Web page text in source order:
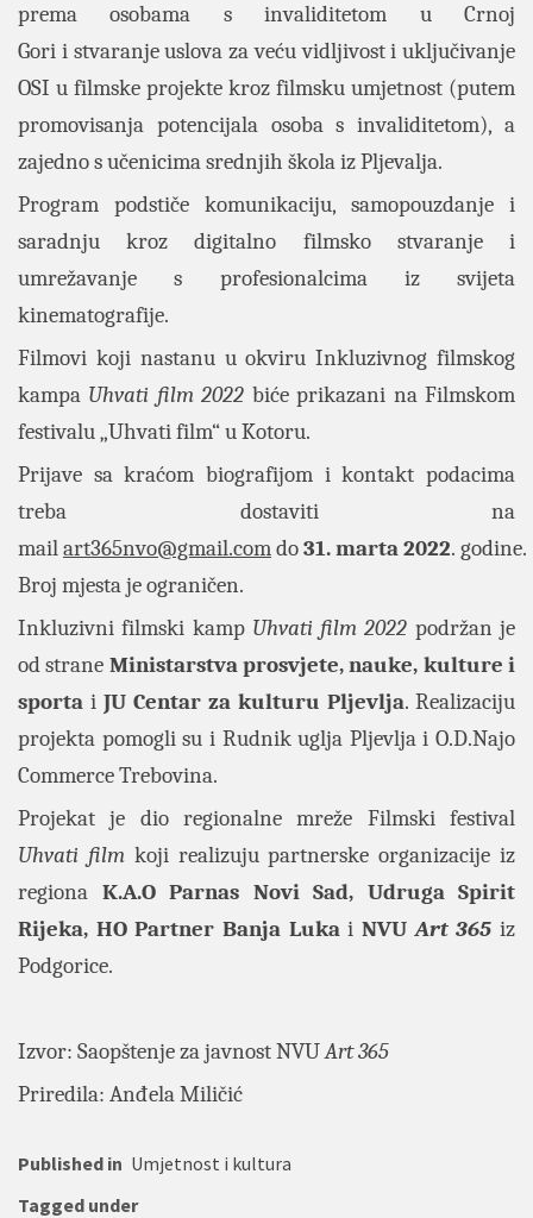
prema osobama s invaliditetom u Crnoj
Gori i stvaranje uslova za veću vidljivost i uključivanje
OSI u filmske projekte kroz filmsku umjetnost (putem
promovisanja potencijala osoba s invaliditetom), a
zajedno s učenicima srednjih škola iz Pljevalja.
Program podstiče komunikaciju, samopouzdanje i
saradnju kroz digitalno filmsko stvaranje i
umrežavanje s profesionalcima iz svijeta
kinematografije.
Filmovi koji nastanu u okviru Inkluzivnog filmskog
kampa Uhvati film 2022 biće prikazani na Filmskom
festivalu „Uhvati film“ u Kotoru.
Prijave sa kraćom biografijom i kontakt podacima
treba dostaviti na
mailart365nvo@gmail.comdo31. marta 2022. godine.
Broj mjesta je ograničen.
Inkluzivni filmski kamp Uhvati film 2022 podržan je
od strane Ministarstva prosvjete, nauke, kulture i
sporta i JU Centar za kulturu Pljevlja. Realizaciju
projekta pomogli su i Rudnik uglja Pljevlja i O.D.Najo
Commerce Trebovina.
Projekat je dio regionalne mreže Filmski festival
Uhvati filmkoji realizuju partnerske organizacije iz
regiona K.A.O Parnas Novi Sad, Udruga Spirit
Rijeka, HO Partner Banja LukaiNVUArt 365 iz
Podgorice.
Izvor: Saopštenje za javnost NVUArt 365
Priredila: Anđela Miličić
Published in Umjetnost i kultura
Tagged under